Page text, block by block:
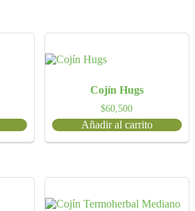
Cojín Hugs
$60,500
Añadir al carrito